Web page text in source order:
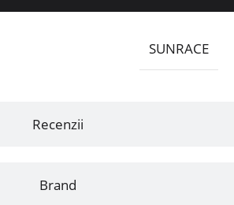
Recenzii
Brand
SUNRACE